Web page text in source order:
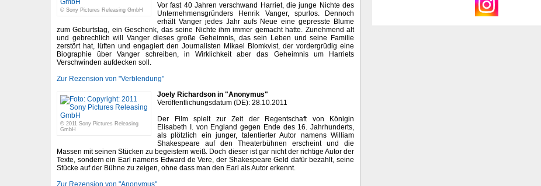
© Sony Pictures Releasing GmbH
Vor fast 40 Jahren verschwand Harriet, die junge Nichte des
Unternehmensgründers Henrik Vanger, spurlos. Dennoch
erhält Vanger jedes Jahr aufs Neue eine gepresste Blume
zum Geburtstag, ein Geschenk, das seine Nichte ihm immer gemacht hatte. Zunehmend alt
und gebrechlich will Vanger dieses große Geheimnis, das sein Leben und seine Familie
zerstört hat, lüften und engagiert den Journalisten Mikael Blomkvist, der vordergrüdig eine
Biographie über Vanger schreiben, in Wirklichkeit aber das Geheimnis um Harriets
Verschwinden aufdecken soll.
Zur Rezension von "Verblendung"
© 2011 Sony Pictures Releasing
GmbH
Joely Richardson in "Anonymus"
Veröffentlichungsdatum (DE): 28.10.2011
Der Film spielt zur Zeit der Regentschaft von Königin
Elisabeth I. von England gegen Ende des 16. Jahrhunderts,
als plötzlich ein junger, talentierter Autor namens William
Shakespeare auf den Theaterbühnen erscheint und die
Massen mit seinen Stücken zu begeistern weiß. Doch dieser ist gar nicht der richtige Autor der
Texte, sondern ein Earl namens Edward de Vere, der Shakespeare Geld dafür bezahlt, seine
Stücke auf der Bühne zu zeigen, ohne dass man den Earl als Autor erkennt.
Zur Rezension von "Anonymus"